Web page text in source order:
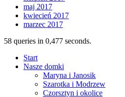
maj 2017
kwiecień 2017
marzec 2017
58 queries in 0,477 seconds.
Start
Nasze domki
Maryna i Janosik
Szarotka i Modrzew
Czorsztyn i okolice